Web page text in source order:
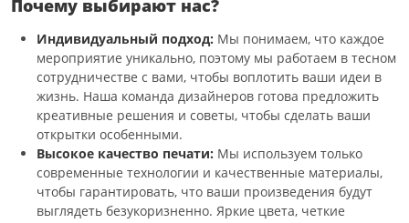
Почему выбирают нас?
Индивидуальный подход: Мы понимаем, что каждое
мероприятие уникально, поэтому мы работаем в тесном
сотрудничестве с вами, чтобы воплотить ваши идеи в
жизнь. Наша команда дизайнеров готова предложить
креативные решения и советы, чтобы сделать ваши
открытки особенными.
Высокое качество печати: Мы используем только
современные технологии и качественные материалы,
чтобы гарантировать, что ваши произведения будут
выглядеть безукоризненно. Яркие цвета, четкие